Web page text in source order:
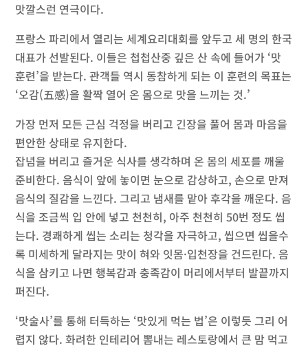
맛깔스런 연극이다.
프랑스 파리에서 열리는 세계요리대회를 앞두고 세 명의 한국
대표가 선발된다. 이들은 첩첩산중 깊은 산 속에 들어가 ‘맛
훈련’을 받는다. 관객들 역시 동참하게 되는 이 훈련의 목표는
‘오감(五感)을 활짝 열어 온 몸으로 맛을 느끼는 것.’
가장 먼저 모든 근심 걱정을 버리고 긴장을 풀어 몸과 마음을
편안한 상태로 유지한다.
잡념을 버리고 즐거운 식사를 생각하며 온 몸의 세포를 깨울
준비한다. 음식이 앞에 놓이면 눈으로 감상하고, 손으로 만져
음식의 질감을 느낀다. 그리고 냄새를 맡아 후각을 깨운다. 음
식을 조금씩 입 안에 넣고 천천히, 아주 천천히 50번 정도 씹
는다. 경쾌하게 씹는 소리는 청각을 자극하고, 씹으면 씹을수
록 미세하게 달라지는 맛이 혀와 잇몸·입천장을 건드린다. 음
식을 삼키고 나면 행복감과 충족감이 머리에서부터 발끝까지
퍼진다.
‘맛술사’를 통해 터득하는 ‘맛있게 먹는 법’은 이렇듯 그리 어
렵지 않다. 화려한 인테리어 뽐내는 레스토랑에서 큰 맘 먹고